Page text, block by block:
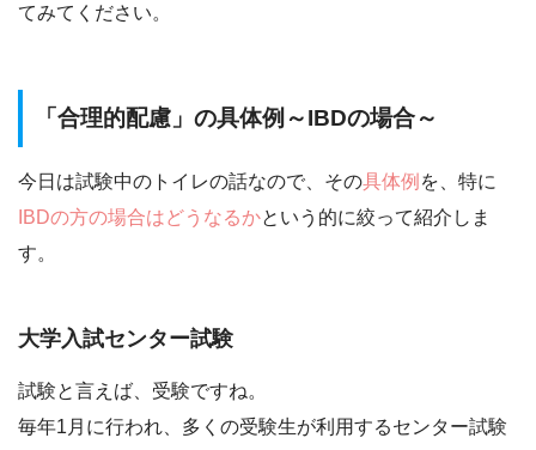
てみてください。
「合理的配慮」の具体例～IBDの場合～
今日は試験中のトイレの話なので、その具体例 を、特に
IBDの方の場合はどうなるかという的に絞って紹介しま
す。
大学入試センター試験
試験と言えば、受験ですね。
毎年1月に行われ、多くの受験生が利用するセンター試験